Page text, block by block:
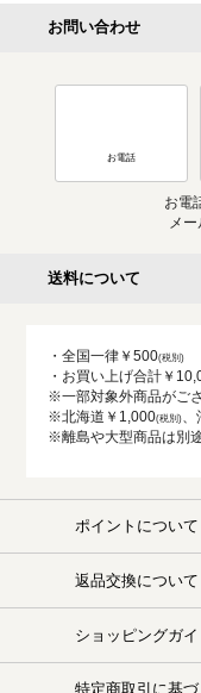
お問い合わせ
お電話
お電
メ
送料について
・全国一律￥500
・お買い上げ合計￥
※一部対象外商品がござ
※北海道￥1,000
、
※離島や大型商品は別
ポイントについて
返品交換について
ショッピングガイ